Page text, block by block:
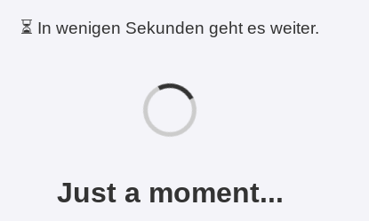
⏳ In wenigen Sekunden geht es weiter.
Just a moment...